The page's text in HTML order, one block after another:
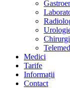
Medici
Tarife
Informații
Contact